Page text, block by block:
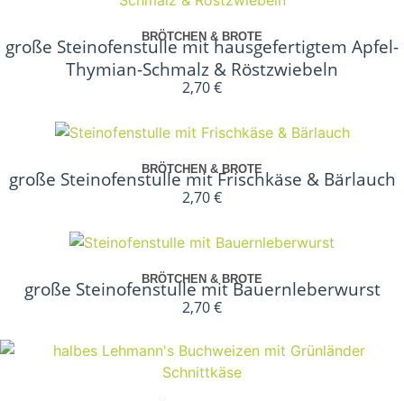
BRÖTCHEN & BROTE
große Steinofenstulle mit hausgefertigtem Apfel-
Thymian-Schmalz & Röstzwiebeln
2,70€
In den Warenkorb
BRÖTCHEN & BROTE
große Steinofenstulle mit Frischkäse & Bärlauch
2,70€
In den Warenkorb
BRÖTCHEN & BROTE
große Steinofenstulle mit Bauernleberwurst
2,70€
In den Warenkorb